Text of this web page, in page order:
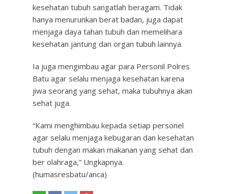
kesehatan tubuh sangatlah beragam. Tidak
hanya menurunkan berat badan, juga dapat
menjaga daya tahan tubuh dan memelihara
kesehatan jantung dan organ tubuh lainnya.
Ia juga mengimbau agar para Personil Polres
Batu agar selalu menjaga kesehatan karena
jiwa seorang yang sehat, maka tubuhnya akan
sehat juga.
“Kami menghimbau kepada setiap personel
agar selalu menjaga kebugaran dan kesehatan
tubuh dengan makan makanan yang sehat dan
ber olahraga,” Ungkapnya.
(humasresbatu/anca)